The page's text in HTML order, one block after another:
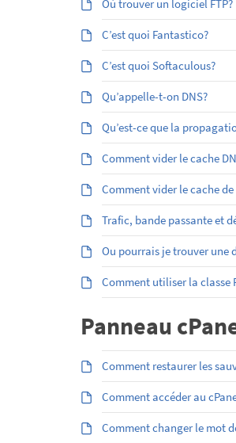
Où trouver un logiciel FTP?
C’est quoi Fantastico?
C’est quoi Softaculous?
Qu’appelle-t-on DNS?
Qu’est-ce que la
Comment vider le cache
Comment vider le cache
Trafic, bande passante et
Ou pourrais je trouver une
Comment utiliser la classe
Panneau
Comment restaurer les
Comment accéder au
Comment changer le mot